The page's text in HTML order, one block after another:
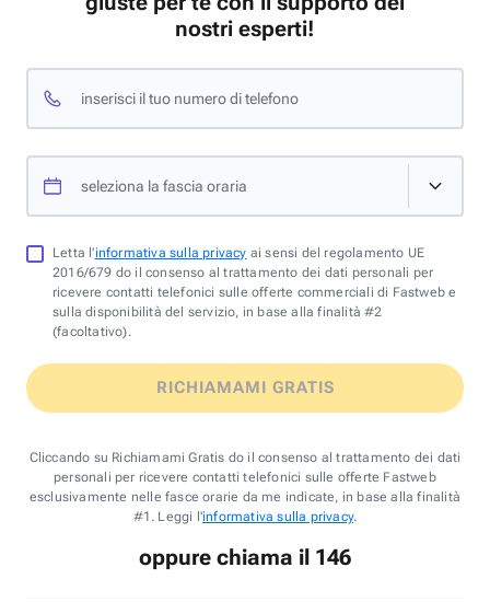
nostri esperti!
inserisci il tuo numero di telefono
seleziona la fascia oraria
Letta l'informativa sulla privacy ai sensi del regolamento UE
2016/679 do il consenso al trattamento dei dati personali per
ricevere contatti telefonici sulle offerte commerciali di Fastweb e
sulla disponibilità del servizio, in base alla finalità #2
(facoltativo).
RICHIAMAMI GRATIS
Cliccando su Richiamami Gratis do il consenso al trattamento dei dati
personali per ricevere contatti telefonici sulle offerte Fastweb
esclusivamente nelle fasce orarie da me indicate, in base alla finalità
#1. Leggi l'informativa sulla privacy.
oppure chiama il 146